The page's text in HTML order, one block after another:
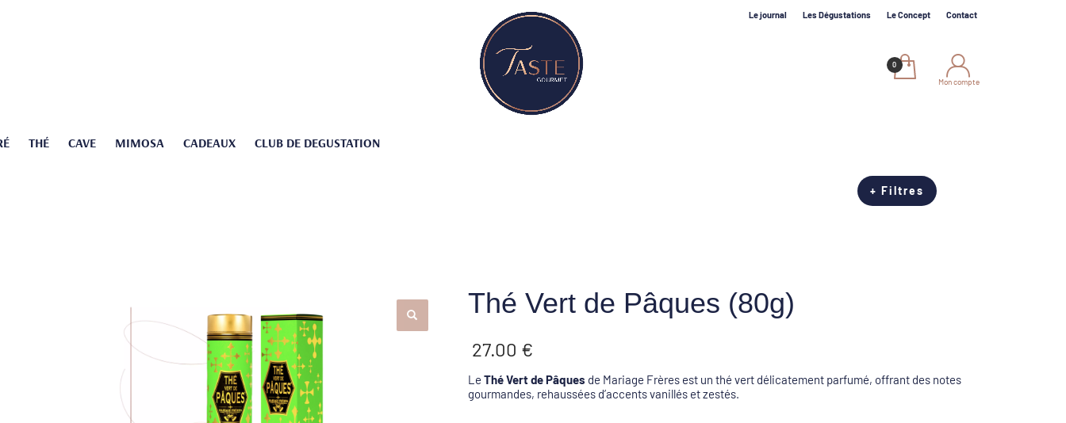
Le journal Les Dégustations Le Concept Contact
THÉ CAVE MIMOSA CADEAUX CLUB DE DEGUSTATION
Mon compte
+ Filtres
Thé Vert de Pâques (80g)
27.00 €
Le Thé Vert de Pâques de Mariage Frères est un thé vert délicatement parfumé, offrant des notes
gourmandes, rehaussées d’accents vanillés et zestés.